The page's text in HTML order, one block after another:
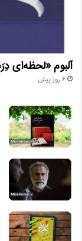
آلبوم «لحظه‌ای
6 روز پیش